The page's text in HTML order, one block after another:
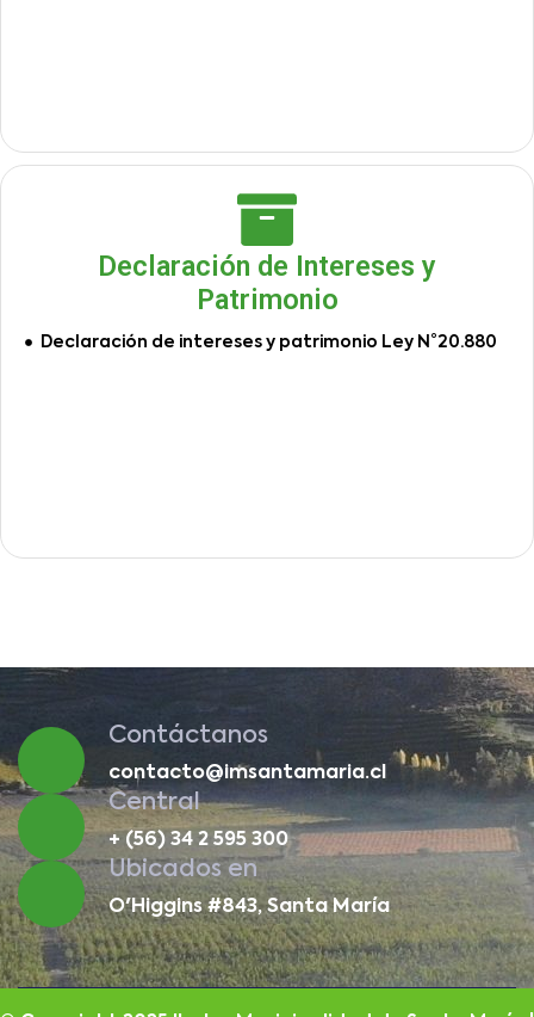
Declaración de Intereses y
Patrimonio
Declaración de intereses y patrimonio Ley N°20.880
Contáctanos
contacto@imsantamaria.cl
Central
+ (56) 34 2 595 300
Ubicados en
O'Higgins #843, Santa María